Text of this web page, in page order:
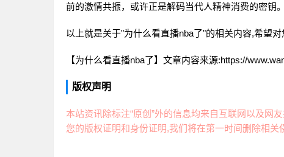
前的激情共振，或许正是解码当代人精神消费的密钥。
以上就是关于"为什么看直播nba了"的相关内容,希望
【为什么看直播nba了】文章内容来源:https://
版权声明
本站资讯除标注“原创”外的信息均来自互联网以及网
您的版权证明和身份证明,我们将在第一时间删除相关